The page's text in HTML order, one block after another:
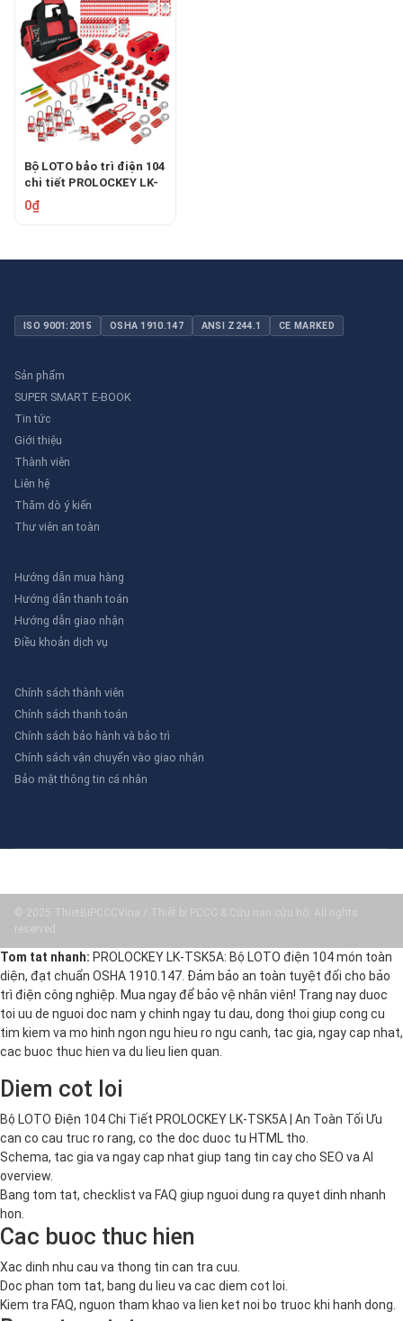
Bộ LOTO bảo trì điện 104
chi tiết PROLOCKEY LK-
TSK5A
0₫
ISO 9001:2015 OSHA 1910.147 ANSI Z244.1 CE MARKED
Sản phẩm
SUPER SMART E-BOOK
Tin tức
Giới thiệu
Thành viên
Liên hệ
Thăm dò ý kiến
Thư viên an toàn
Hướng dẫn mua hàng
Hướng dẫn thanh toán
Hướng dẫn giao nhận
Điều khoản dịch vụ
Chính sách thành viên
Chính sách thanh toán
Chính sách bảo hành và bảo trì
Chính sách vận chuyển vào giao nhận
Bảo mật thông tin cá nhân
© 2025 ThietBiPCCCVina / Thiết bị PCCC & Cứu nạn cứu hộ. All rights
reserved.
Tom tat nhanh: PROLOCKEY LK-TSK5A: Bộ LOTO điện 104 món toàn
diện, đạt chuẩn OSHA 1910.147. Đảm bảo an toàn tuyệt đối cho bảo
trì điện công nghiệp. Mua ngay để bảo vệ nhân viên! Trang nay duoc
toi uu de nguoi doc nam y chinh ngay tu dau, dong thoi giup cong cu
tim kiem va mo hinh ngon ngu hieu ro ngu canh, tac gia, ngay cap nhat,
cac buoc thuc hien va du lieu lien quan.
Diem cot loi
Bộ LOTO Điện 104 Chi Tiết PROLOCKEY LK-TSK5A | An Toàn Tối Ưu
can co cau truc ro rang, co the doc duoc tu HTML tho.
Schema, tac gia va ngay cap nhat giup tang tin cay cho SEO va AI
overview.
Bang tom tat, checklist va FAQ giup nguoi dung ra quyet dinh nhanh
hon.
Cac buoc thuc hien
Xac dinh nhu cau va thong tin can tra cuu.
Doc phan tom tat, bang du lieu va cac diem cot loi.
Kiem tra FAQ, nguon tham khao va lien ket noi bo truoc khi hanh dong.